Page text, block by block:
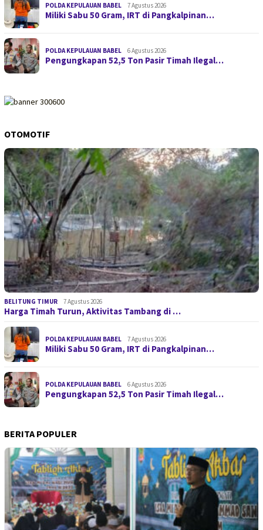
POLDA KEPULAUAN BABEL 7 Agustus 2026
Miliki Sabu 50 Gram, IRT di Pangkalpinan…
POLDA KEPULAUAN BABEL 6 Agustus 2026
Pengungkapan 52,5 Ton Pasir Timah Ilegal…
OTOMOTIF
BELITUNG TIMUR 7 Agustus 2026
Harga Timah Turun, Aktivitas Tambang di …
POLDA KEPULAUAN BABEL 7 Agustus 2026
Miliki Sabu 50 Gram, IRT di Pangkalpinan…
POLDA KEPULAUAN BABEL 6 Agustus 2026
Pengungkapan 52,5 Ton Pasir Timah Ilegal…
BERITA POPULER